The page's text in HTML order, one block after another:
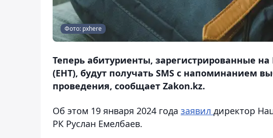
Фото: pxhere
Теперь абитуриенты, зарегистрированные
(ЕНТ), будут получать SMS с напоминанием
проведения, сообщает Zakon.kz.
Об этом 19 января 2024 года заявил директор
РК Руслан Емелбаев.